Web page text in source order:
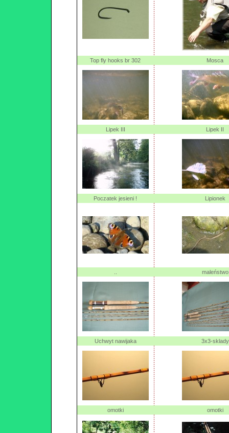
Top fly hooks br 302 Mosca
Lipek III Lipek II
Poczatek jesieni ! Lipionek
maleństwo
Uchwyt nawijaka 3x3-sklady
omotki omotki